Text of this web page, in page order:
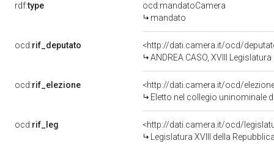
rdf:type
ocd:mandatoCamera
mandato
ocd:rif_deputato
<http://dati.camera.it/ocd/
ANDREA CASO, XVIII
ocd:rif_elezione
<http://dati.camera.it/ocd/
Eletto nel collegio uninominale
ocd:rif_leg
<http://dati.camera.it/ocd/
Legislatura XVIII della